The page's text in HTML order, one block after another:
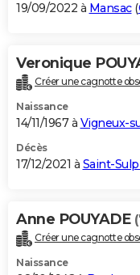
19/09/2022 à Mansac(
Veronique
Créer une cagnotte
Naissance
14/11/1967 à Vigneux-
Décès
17/12/2021 à Saint-
Anne POUYADE
Créer une cagnotte
Naissance